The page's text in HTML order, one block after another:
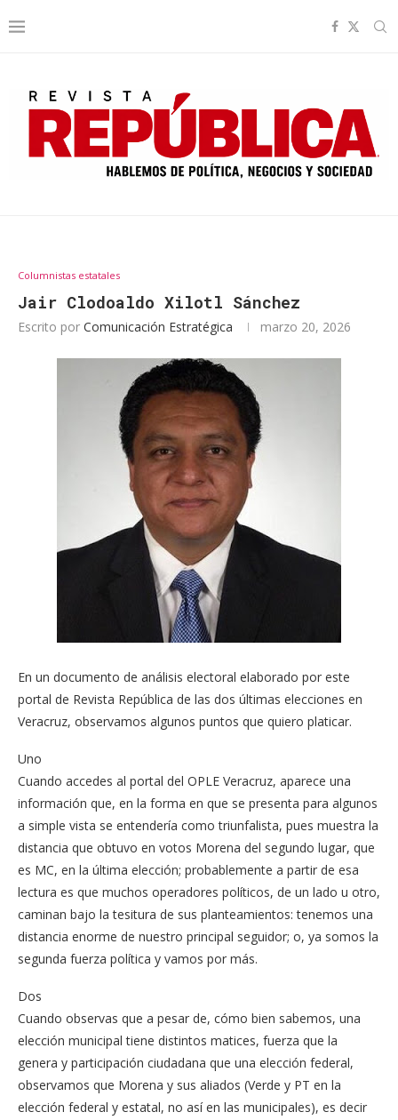
Columnistas estatales
Jair Clodoaldo Xilotl Sánchez
Escrito por Comunicación Estratégica marzo 20, 2026
En un documento de análisis electoral elaborado por este
portal de Revista República de las dos últimas elecciones en
Veracruz, observamos algunos puntos que quiero platicar.
Uno
Cuando accedes al portal del OPLE Veracruz, aparece una
información que, en la forma en que se presenta para algunos
a simple vista se entendería como triunfalista, pues muestra la
distancia que obtuvo en votos Morena del segundo lugar, que
es MC, en la última elección; probablemente a partir de esa
lectura es que muchos operadores políticos, de un lado u otro,
caminan bajo la tesitura de sus planteamientos: tenemos una
distancia enorme de nuestro principal seguidor; o, ya somos la
segunda fuerza política y vamos por más.
Dos
Cuando observas que a pesar de, cómo bien sabemos, una
elección municipal tiene distintos matices, fuerza que la
genera y participación ciudadana que una elección federal,
observamos que Morena y sus aliados (Verde y PT en la
elección federal y estatal, no así en las municipales), es decir